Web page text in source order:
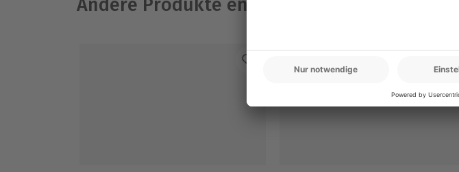
Andere Produkte entdecken